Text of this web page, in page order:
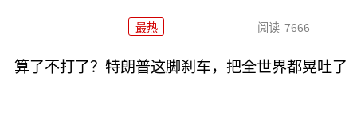
最热 阅读 7666
算了不打了？特朗普这脚刹车，把全世界都晃吐了